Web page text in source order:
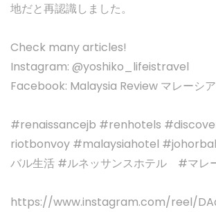
地だと再認識しました。
Check many articles!
Instagram: @yoshiko_lifeistravel
Facebook: Malaysia Review マレーシ
#renaissancejb #renhotels
riotbonvoy #malaysiahotel
バル生活 #ルネッサンスホテル #マレ
https://www.instagram.com/reel/